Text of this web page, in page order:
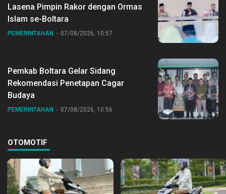
Lasena Pimpin Rakor dengan Ormas
Islam se-Boltara
PEMERINTAHAN 07/08/2026, 10:57
Pemkab Boltara Gelar Sidang
Rekomendasi Penetapan Cagar
Budaya
PEMERINTAHAN 07/08/2026, 10:56
OTOMOTIF